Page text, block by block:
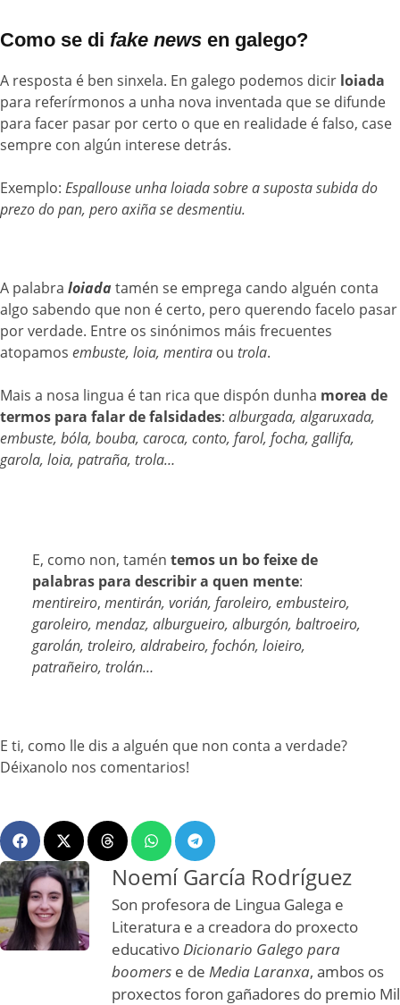
Como se di fake news en galego?
A resposta é ben sinxela. En galego podemos dicir loiada
para referírmonos a unha nova inventada que se difunde
para facer pasar por certo o que en realidade é falso, case
sempre con algún interese detrás.
Exemplo: Espallouse unha loiada sobre a suposta subida do
prezo do pan, pero axiña se desmentiu.
A palabra loiadatamén se emprega cando alguén conta
algo sabendo que non é certo, pero querendo facelo pasar
por verdade. Entre os sinónimos máis frecuentes
atopamos embuste, loia, mentira ou trola.
Mais a nosa lingua é tan rica que dispón dunha morea de
termos para falar de falsidades: alburgada, algaruxada,
embuste, bóla, bouba, caroca, conto, farol, focha, gallifa,
garola, loia, patraña, trola…
E, como non, tamén temos un bo feixe de
palabras para describir a quen mente:
mentireiro, mentirán, vorián, faroleiro, embusteiro,
garoleiro, mendaz, alburgueiro, alburgón, baltroeiro,
garolán, troleiro, aldrabeiro, fochón, loieiro,
patrañeiro, trolán…
E ti, como lle dis a alguén que non conta a verdade?
Déixanolo nos comentarios!
Noemí García Rodríguez
Son profesora de Lingua Galega e
Literatura e a creadora do proxecto
educativoDicionario Galego para
boomers e de Media Laranxa, ambos os
proxectos foron gañadores do premio Mil